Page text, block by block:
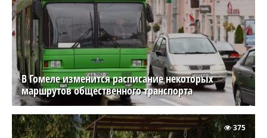
В Гомеле изменится расписание некоторых
маршрутов общественного транспорта
375